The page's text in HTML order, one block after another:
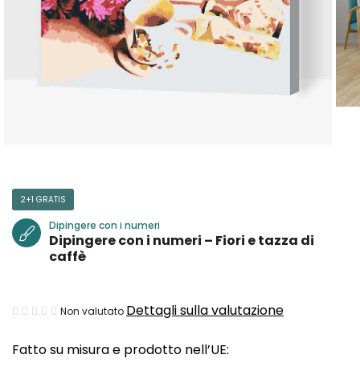
Fatto su misura e prodotto nell’UE:
2+1 GRATIS
Dipingere con i numeri
Dipingere con i numeri – Fiori e tazza di
caffè
La
media
Non valutato Dettagli sulla valutazione